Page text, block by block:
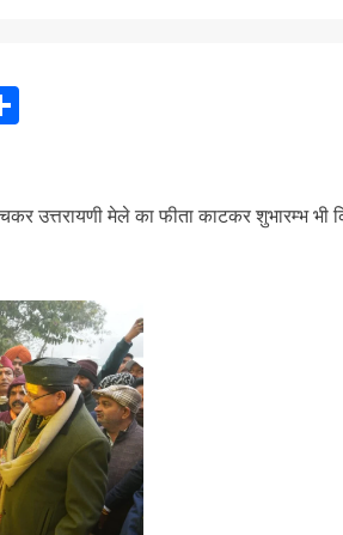
Share
उत्तरायणी मेले का फीता काटकर शुभारम्भ भी